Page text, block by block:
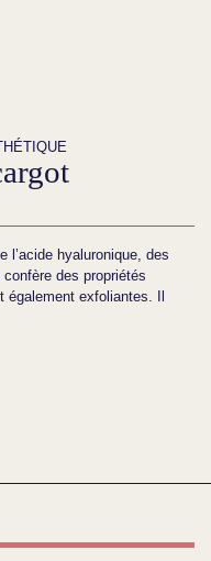
l’acide hyaluronique, des
des propriétés
exfoliantes. Il